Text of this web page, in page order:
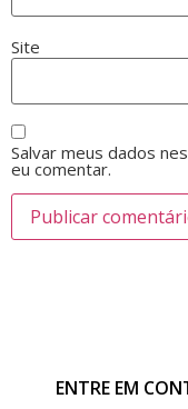
Site
Salvar meus dados
eu comentar.
ENTRE EM